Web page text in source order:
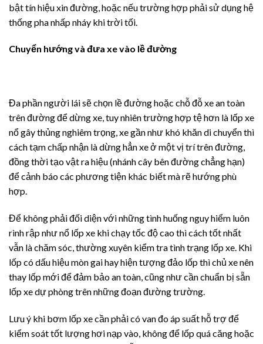
bật tín hiệu xin đường, hoặc nếu trường hợp phải sử dụng hệ
thống pha nhấp nháy khi trời tối.
Chuyển hướng và đưa xe vào lề đường
Đa phần người lái sẽ chọn lề đường hoặc chỗ đỗ xe an toàn
trên đường để dừng xe, tuy nhiên trường hợp tệ hơn là lốp xe
nổ gây thủng nghiêm trọng, xe gần như khó khăn di chuyển thì
cách tạm chấp nhận là dừng hẳn xe ở một vị trí trên đường,
đồng thời tạo vật ra hiệu (nhánh cây bên đường chẳng hạn)
để cảnh báo các phương tiện khác biết mà rẽ hướng phù
hợp.
Để không phải đối diện với những tình huống nguy hiểm luôn
rình rập như nổ lốp xe khi chạy tốc độ cao thì cách tốt nhất
vẫn là chăm sóc, thường xuyên kiểm tra tình trạng lốp xe. Khi
lốp có dấu hiệu mòn gai hay hiện tượng đảo lốp thì chủ xe nên
thay lốp mới để đảm bảo an toàn, cũng như cần chuẩn bị sẵn
lốp xe dự phòng trên những đoạn đường trường.
Lưu ý khi bơm lốp xe cần phải có van đo áp suất hỗ trợ để
kiểm soát tốt lượng hơi nạp vào, không để lốp quá căng hoặc